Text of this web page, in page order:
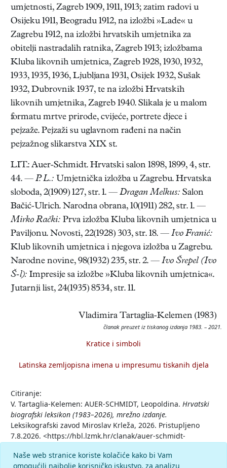
umjetnosti, Zagreb 1909, 1911, 1913; zatim radovi u
Osijeku 1911, Beogradu 1912, na izložbi »Lade« u
Zagrebu 1912, na izložbi hrvatskih umjetnika za
obitelji nastradalih ratnika, Zagreb 1913; izložbama
Kluba likovnih umjetnica, Zagreb 1928, 1930, 1932,
1933, 1935, 1936, Ljubljana 1931, Osijek 1932, Sušak
1932, Dubrovnik 1937, te na izložbi Hrvatskih
likovnih umjetnika, Zagreb 1940. Slikala je u malom
formatu mrtve prirode, cvijeće, portrete djece i
pejzaže. Pejzaži su uglavnom rađeni na način
pejzažnog slikarstva XIX st.
LIT.: Auer-Schmidt. Hrvatski salon 1898, 1899, 4, str.
44. — P. L.: Umjetnička izložba u Zagrebu. Hrvatska
sloboda, 2(1909) 127, str. 1. — Dragan Melkus: Salon
Bačić-Ulrich. Narodna obrana, 10(1911) 282, str. 1. —
Mirko Rački: Prva izložba Kluba likovnih umjetnica u
Paviljonu. Novosti, 22(1928) 303, str. 18. — Ivo Franić:
Klub likovnih umjetnica i njegova izložba u Zagrebu.
Narodne novine, 98(1932) 235, str. 2. — Ivo Šrepel (Ivo
Š-l): Impresije sa izložbe »Kluba likovnih umjetnica«.
Jutarnji list, 24(1935) 8534, str. 11.
Vladimira Tartaglia-Kelemen (1983)
članak preuzet iz tiskanog izdanja 1983. – 2021.
Kratice i simboli
Latinska zemljopisna imena u impresumu tiskanih djela
Citiranje:
V. Tartaglia-Kelemen: AUER-SCHMIDT, Leopoldina. Hrvatski
biografski leksikon (1983–2026), mrežno izdanje.
Leksikografski zavod Miroslav Krleža, 2026. Pristupljeno
7.8.2026. <https://hbl.lzmk.hr/clanak/auer-schmidt-
Naše web stranice koriste kolačiće kako bi Vam
omogućili najbolje korisničko iskustvo, za analizu